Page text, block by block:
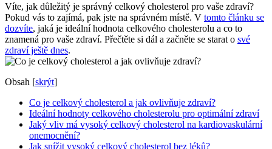
Víte, jak důležitý⁣ je správný celkový‍ cholesterol pro ‍vaše zdraví?
Pokud vás ⁣to ‌zajímá, pak jste⁣ na správném místě. V tomto článku se
dozvíte, jaká je ⁢ideální⁣ hodnota celkového cholesterolu‍ a co to
znamená⁤ pro vaše zdraví. Přečtěte si dál a začněte se starat o své
zdraví ještě dnes.
Obsah [skrýt]
Co je celkový cholesterol ​a jak ovlivňuje⁢ zdraví?
Ideální hodnoty celkového cholesterolu pro optimální ⁢zdraví
Jaký vliv má ‍vysoký celkový⁣ cholesterol⁣ na ⁢kardiovaskulární‍
onemocnění?
Jak snížit vysoký‌ celkový cholesterol bez ⁤léků?